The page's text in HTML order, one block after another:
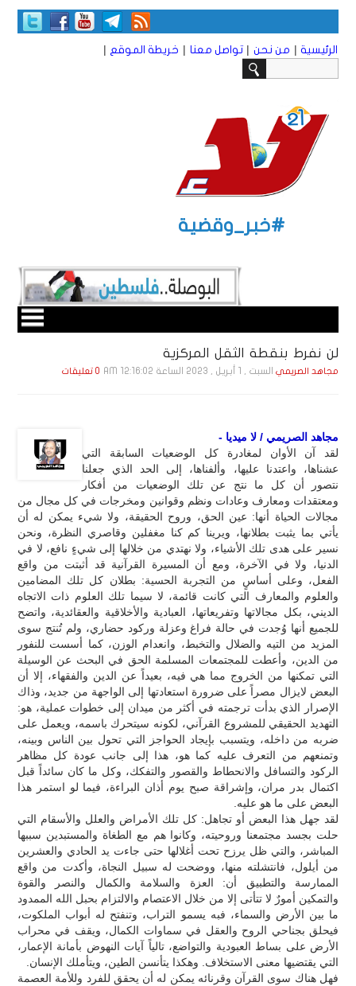
الرئيسية | من نحن | تواصل معنا | خريطة الموقع |
#خبر_وقضية
لن نفرط بنقطة الثقل المركزية
مجاهد الصريمي السبت , 1 أبـريـل , 2023 الساعة 12:16:02 AM 0 تعليقات
مجاهد الصريمي / لا ميديا -
لقد آن الأوان لمغادرة كل الوضعيات السابقة التي
عشناها، واعتدنا عليها، وألفناها، إلى الحد الذي جعلنا
نتصور أن كل ما نتج عن تلك الوضعيات من أفكار
ومعتقدات ومعارف وعادات ونظم وقوانين ومخرجات في كل مجال من
مجالات الحياة أنها: عين الحق، وروح الحقيقة، ولا شيء يمكن له أن
يأتي بما يثبت بطلانها، ويرينا كم كنا مغفلين وقاصري النظرة، ونحن
نسير على هدى تلك الأشياء، ولا نهتدي من خلالها إلى شيءٍ نافع، لا في
الدنيا، ولا في الآخرة، ومع أن المسيرة القرآنية قد أثبتت من واقع
الفعل، وعلى أساسٍ من التجربة الحسية: بطلان كل تلك المضامين
والعلوم والمعارف التي كانت قائمة، لا سيما تلك العلوم ذات الاتجاه
الديني، بكل مجالاتها وتفريعاتها، العبادية والأخلاقية والعقائدية، واتضح
للجميع أنها وُجدت في حالة فراغ وعزلة وركود حضاري، ولم تُنتج سوى
المزيد من التيه والضلال والتخبط، وانعدام الوزن، كما أسست للنفور
من الدين، وأعطت للمجتمعات المسلمة الحق في البحث عن الوسيلة
التي تمكنها من الخروج مما هي فيه، بعيداً عن الدين والفقهاء، إلا أن
البعض لايزال مصراً على ضرورة استعادتها إلى الواجهة من جديد، وذاك
الإصرار الذي بدأت ترجمته في أكثر من ميدان إلى خطوات عملية، هو:
التهديد الحقيقي للمشروع القرآني، لكونه سيتحرك باسمه، ويعمل على
ضربه من داخله، ويتسبب بإيجاد الحواجز التي تحول بين الناس وبينه،
وتمنعهم من التعرف عليه كما هو، هذا إلى جانب عودة كل مظاهر
الركود والتسافل والانحطاط والقصور والتفكك، وكل ما كان سائداً قبل
اكتمال بدر مران، وإشراقة صبح يوم أذان البراءة، فيما لو استمر هذا
البعض على ما هو عليه.
لقد جهل هذا البعض أو تجاهل: كل تلك الأمراض والعلل والأسقام التي
حلت بجسد مجتمعنا وروحيته، وكانوا هم مع الطغاة والمستبدين سببها
المباشر، والتي ظل يرزح تحت أغلالها حتى جاءت يد الحادي والعشرين
من أيلول، فانتشلته منها، ووضحت له سبيل النجاة، وأكدت من واقع
الممارسة والتطبيق أن: العزة والسلامة والكمال والنصر والقوة
والتمكين أمورٌ لا تتأتى إلا من خلال الاعتصام والالتزام بحبل الله الممدود
ما بين الأرض والسماء، فبه يسمو التراب، وتنفتح له أبواب الملكوت،
فيحلق بجناحي الروح والعقل في سماوات الكمال، ويقف في محراب
الأرض على بساط العبودية والتواضع، تالياً آيات النهوض بأمانة الإعمار،
التي يقتضيها معنى الاستخلاف. وهكذا يتأنسن الطين، ويتأملك الإنسان.
فهل هناك سوى القرآن وقرنائه يمكن له أن يحقق للفرد وللأمة العصمة